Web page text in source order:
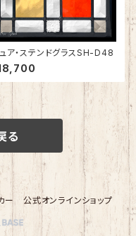
ア・ステンドグラスSH-D48
る
ー 公式オンラインショップ